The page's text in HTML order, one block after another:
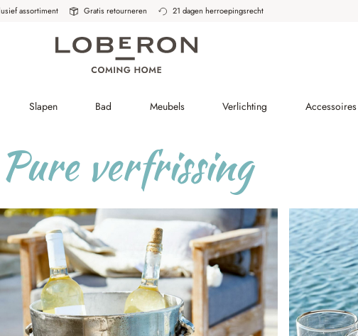
assortiment Gratis retourneren 21 dagen herroepingsrecht
Slapen Bad Meubels Verlichting Accessoires
Pure verfrissing